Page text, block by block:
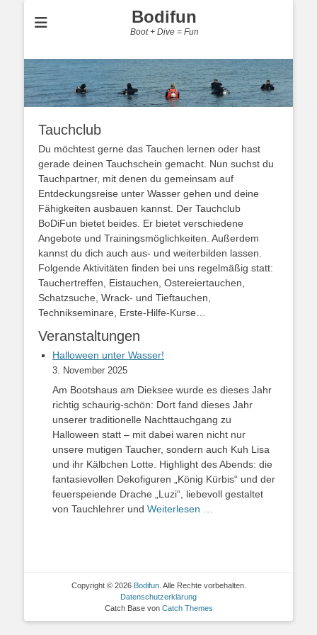
Bodifun
Boot + Dive = Fun
Tauchclub
Du möchtest gerne das Tauchen lernen oder hast
gerade deinen Tauchschein gemacht. Nun suchst du
Tauchpartner, mit denen du gemeinsam auf
Entdeckungsreise unter Wasser gehen und deine
Fähigkeiten ausbauen kannst. Der Tauchclub
BoDiFun bietet beides. Er bietet verschiedene
Angebote und Trainingsmöglichkeiten. Außerdem
kannst du dich auch aus- und weiterbilden lassen.
Folgende Aktivitäten finden bei uns regelmäßig statt:
Tauchertreffen, Eistauchen, Ostereiertauchen,
Schatzsuche, Wrack- und Tieftauchen,
Technikseminare, Erste-Hilfe-Kurse…
Veranstaltungen
Halloween unter Wasser!
3. November 2025
Am Bootshaus am Dieksee wurde es dieses Jahr
richtig schaurig-schön: Dort fand dieses Jahr
unserer traditionelle Nachttauchgang zu
Halloween statt – mit dabei waren nicht nur
unsere mutigen Taucher, sondern auch Kuh Lisa
und ihr Kälbchen Lotte. Highlight des Abends: die
fantasievollen Dekofiguren „König Kürbis“ und der
feuerspeiende Drache „Luzi“, liebevoll gestaltet
von Tauchlehrer und Weiterlesen …
Copyright © 2026 Bodifun. Alle Rechte vorbehalten.
Datenschutzerklärung
Catch Base von Catch Themes